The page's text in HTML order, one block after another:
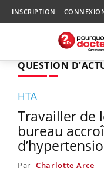
INSCRIPTION
QUESTION
HTA
Travailler de
bureau
Par Charlotte Arce